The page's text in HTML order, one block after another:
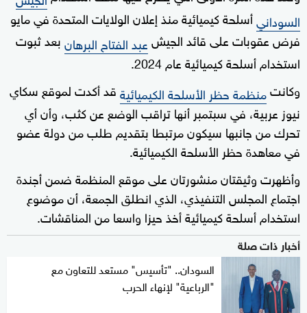
السودانيأسلحة كيميائية منذ إعلان الولايات المتحدة في مايو
فرض عقوبات على قائد الجيشعبد الفتاح البرهانبعد ثبوت
استخدام أسلحة كيميائية عام 2024.
وكانتمنظمة حظر الأسلحة الكيميائيةقد أكدت لموقع سكاي
نيوز عربية، في سبتمبر أنها تراقب الوضع عن كثب، وأن أي
تحرك من جانبها سيكون مرتبطا بتقديم طلب من دولة عضو
في معاهدة حظر الأسلحة الكيميائية.
وأظهرت وثيقتان منشورتان على موقع المنظمة ضمن أجندة
اجتماع المجلس التنفيذي، الذي انطلق الجمعة، أن موضوع
استخدام أسلحة كيميائية أخذ حيزا واسعا من المناقشات.
أخبار ذات صلة
السودان.. "تأسيس" مستعد للتعاون مع
"الرباعية" لإنهاء الحرب